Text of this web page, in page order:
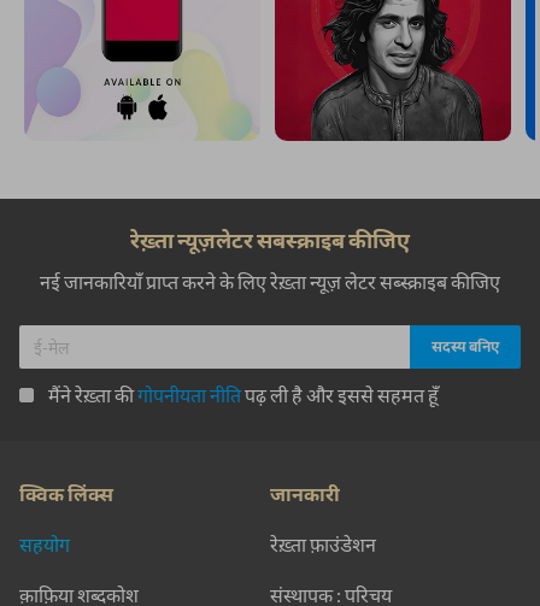
रेख़्ता न्यूज़लेटर सबस्क्राइब कीजिए
नई जानकारियाँ प्राप्त करने के लिए रेख़्ता न्यूज़ लेटर सब्स्क्राइब कीजिए
मैंने रेख़्ता कीगोपनीयता नीतिपढ़ ली है और इससे सहमत हूँ
क्विक लिंक्स
सहयोग
क़ाफ़िया शब्दकोश
जानकारी
रेख़्ता फ़ाउंडेशन
संस्थापक : परिचय